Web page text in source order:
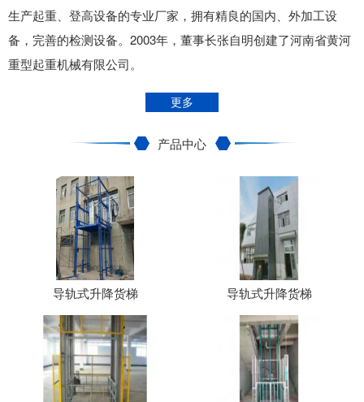
生产起重、登高设备的专业厂家，拥有精良的国内、外加工设
备，完善的检测设备。2003年，董事长张自明创建了河南省黄河
重型起重机械有限公司。
更多
产品中心
导轨式升降货梯 导轨式升降货梯